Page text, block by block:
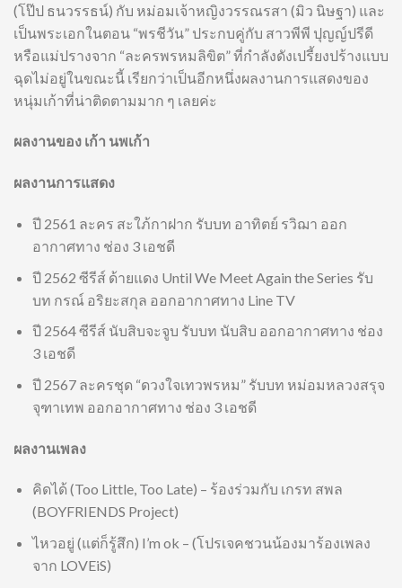
(โป๊ป ธนวรรธน์) กับ หม่อมเจ้าหญิงวรรณรสา (มิว นิษฐา) และ
เป็นพระเอกในตอน “พรชีวัน” ประกบคู่กับ สาวพีพี ปุญญ์ปรีดี
หรือแม่ปรางจาก “ละครพรหมลิขิต” ที่กำลังดังเปรี้ยงปร้างแบบ
ฉุดไม่อยู่ในขณะนี้ เรียกว่าเป็นอีกหนึ่งผลงานการแสดงของ
หนุ่มเก้าที่น่าติดตามมาก ๆ เลยค่ะ
ผลงานของ เก้า นพเก้า
ผลงานการแสดง
ปี 2561 ละคร สะใภ้กาฝาก รับบท อาทิตย์ รวิฌา ออก
อากาศทาง ช่อง 3 เอชดี
ปี 2562 ซีรีส์ ด้ายแดง Until We Meet Again the Series รับ
บท กรณ์ อริยะสกุล ออกอากาศทาง Line TV
ปี 2564 ซีรีส์ นับสิบจะจูบ รับบท นับสิบ ออกอากาศทาง ช่อง
3 เอชดี
ปี 2567 ละครชุด “ดวงใจเทวพรหม” รับบท หม่อมหลวงสรุจ
จุฑาเทพ ออกอากาศทาง ช่อง 3 เอชดี
ผลงานเพลง
คิดได้ (Too Little, Too Late) – ร้องร่วมกับ เกรท สพล
(BOYFRIENDS Project)
ไหวอยู่ (แต่ก็รู้สึก) I’m ok – (โปรเจคชวนน้องมาร้องเพลง
จาก LOVEiS)